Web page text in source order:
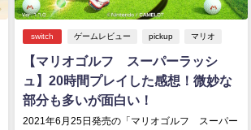
switch ゲームレビュー pickup マリオ
【マリオゴルフ スーパーラッシ
ュ】20時間プレイした感想！微妙な
部分も多いが面白い！
2021年6月25日発売の「マリオゴルフ スーパー